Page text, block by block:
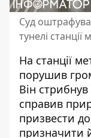
Суд
тунелі
На станції
порушив
Він
справив
призвести
призначити